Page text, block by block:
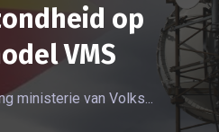
op
VMS
ministerie van Volks...